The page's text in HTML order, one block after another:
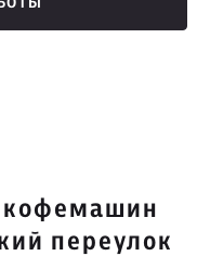
кофемашин
переулок